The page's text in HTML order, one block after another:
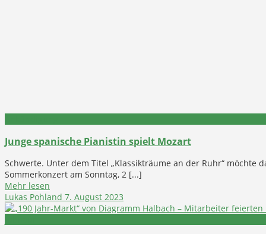
Junge spanische Pianistin spielt Mozart
Schwerte. Unter dem Titel „Klassikträume an der Ruhr“
Sommerkonzert am Sonntag, 2 [...]
Mehr lesen
Lukas Pohland 7. August 2023